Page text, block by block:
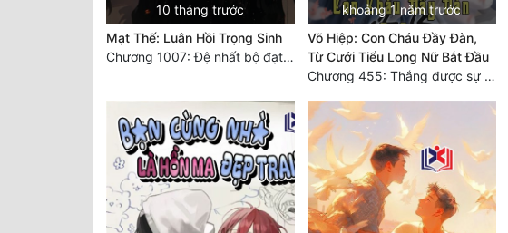
10 tháng trước
Mạt Thế: Luân Hồi Trọng Sinh
Chương 1007: Đệ nhất bộ đạt thành
khoảng 1 năm trước
Võ Hiệp: Con Cháu Đầy Đàn,
Từ Cưới Tiểu Long Nữ Bắt Đầu
Chương 455: Thắng được sự tôn trọng.